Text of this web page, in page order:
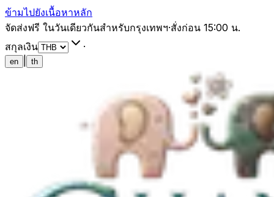
ข้ามไปยังเนื้อหาหลัก
จัดส่งฟรี ในวันเดียวกันสำหรับกรุงเทพฯ·สั่งก่อน 15:00 น.
สกุลเงิน
·
en th